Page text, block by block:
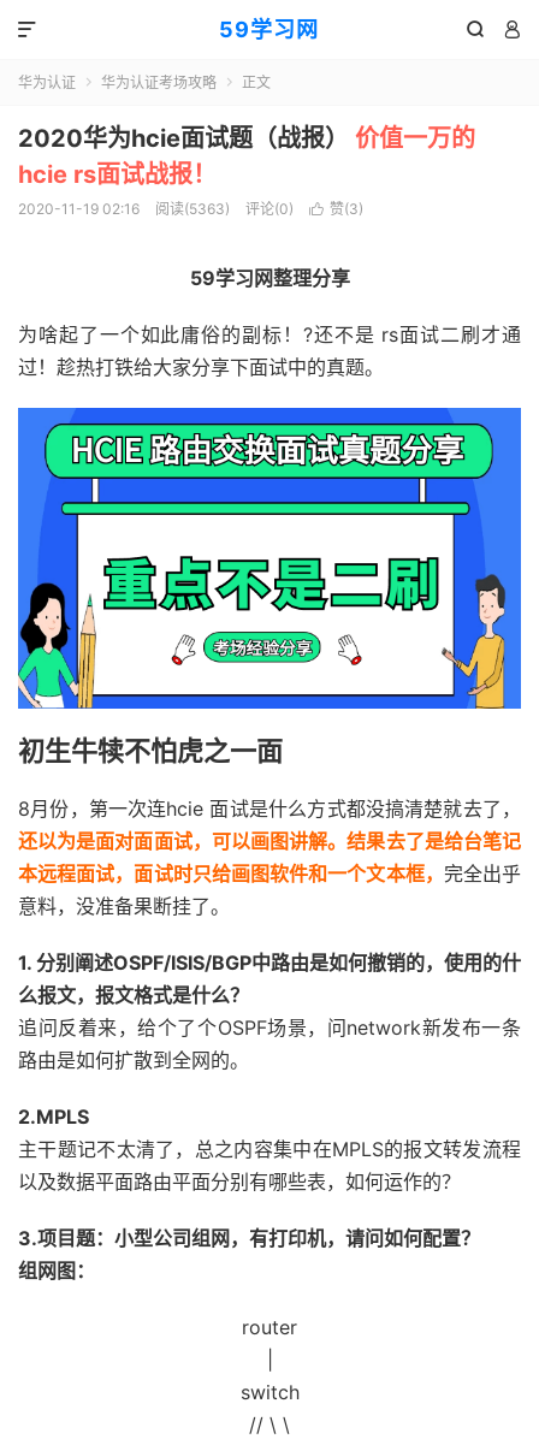
59学习网  

华为认证  华为认证考场攻略  正文
2020华为hcie面试题（战报） 价值一万的
hcie rs面试战报！
2020-11-19 02:16 阅读(5363) 评论(0)  赞(3)
59学习网整理分享
为啥起了一个如此庸俗的副标！?还不是 rs面试二刷才通
过！趁热打铁给大家分享下面试中的真题。
初生牛犊不怕虎之一面
8月份，第一次连hcie 面试是什么方式都没搞清楚就去了，
还以为是面对面面试，可以画图讲解。结果去了是给台笔记
本远程面试，面试时只给画图软件和一个文本框， 完全出乎
意料，没准备果断挂了。
1. 分别阐述OSPF/ISIS/BGP中路由是如何撤销的，使用的什
么报文，报文格式是什么？
追问反着来，给个了个OSPF场景，问network新发布一条
路由是如何扩散到全网的。
2.MPLS
主干题记不太清了，总之内容集中在MPLS的报文转发流程
以及数据平面路由平面分别有哪些表，如何运作的？
3.项目题：小型公司组网，有打印机，请问如何配置？
组网图：
router
switch
// \ \